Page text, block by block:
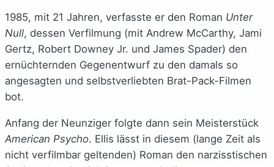
1985, mit 21 Jahren, verfasste er den Roman Unter
Null, dessen Verfilmung (mit Andrew McCarthy, Jami
Gertz, Robert Downey Jr. und James Spader) den
ernüchternden Gegenentwurf zu den damals so
angesagten und selbstverliebten Brat-Pack-Filmen
bot.
Anfang der Neunziger folgte dann sein Meisterstück
American Psycho. Ellis lässt in diesem (lange Zeit als
nicht verfilmbar geltenden) Roman den narzisstischen